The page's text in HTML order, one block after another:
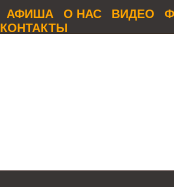
АФИША О НАС ВИДЕО
КОНТАКТЫ